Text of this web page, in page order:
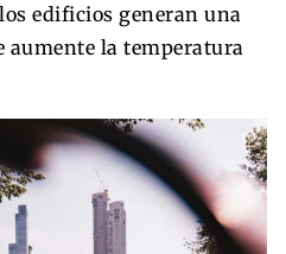
edificios generan una
aumente la temperatura